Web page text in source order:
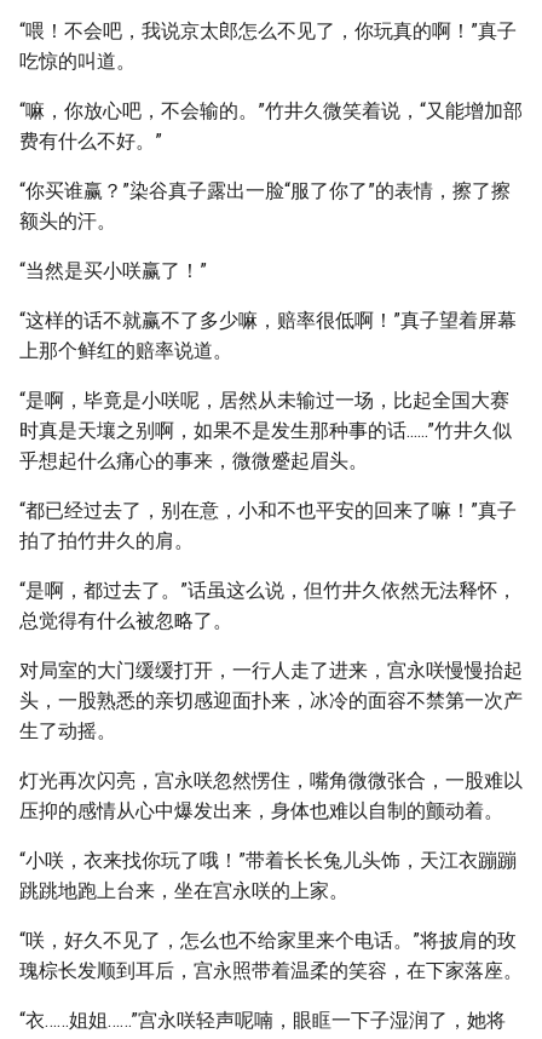
“喂！不会吧，我说京太郎怎么不见了，你玩真的啊！”真子
吃惊的叫道。
“嘛，你放心吧，不会输的。”竹井久微笑着说，“又能增加部
费有什么不好。”
“你买谁赢？”染谷真子露出一脸“服了你了”的表情，擦了擦
额头的汗。
“当然是买小咲赢了！”
“这样的话不就赢不了多少嘛，赔率很低啊！”真子望着屏幕
上那个鲜红的赔率说道。
“是啊，毕竟是小咲呢，居然从未输过一场，比起全国大赛
时真是天壤之别啊，如果不是发生那种事的话......”竹井久似
乎想起什么痛心的事来，微微蹙起眉头。
“都已经过去了，别在意，小和不也平安的回来了嘛！”真子
拍了拍竹井久的肩。
“是啊，都过去了。”话虽这么说，但竹井久依然无法释怀，
总觉得有什么被忽略了。
对局室的大门缓缓打开，一行人走了进来，宫永咲慢慢抬起
头，一股熟悉的亲切感迎面扑来，冰冷的面容不禁第一次产
生了动摇。
灯光再次闪亮，宫永咲忽然愣住，嘴角微微张合，一股难以
压抑的感情从心中爆发出来，身体也难以自制的颤动着。
“小咲，衣来找你玩了哦！”带着长长兔儿头饰，天江衣蹦蹦
跳跳地跑上台来，坐在宫永咲的上家。
“咲，好久不见了，怎么也不给家里来个电话。”将披肩的玫
瑰棕长发顺到耳后，宫永照带着温柔的笑容，在下家落座。
“衣……姐姐……”宫永咲轻声呢喃，眼眶一下子湿润了，她将